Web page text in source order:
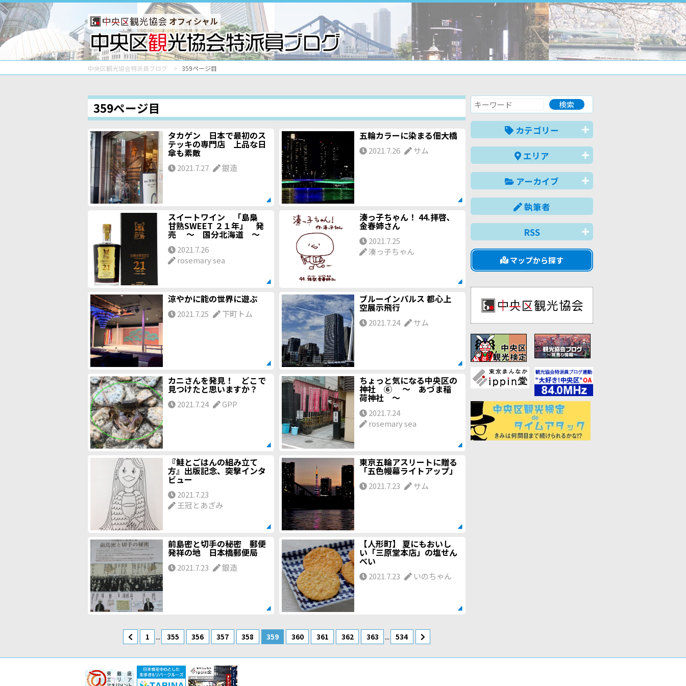
オフィシャル
中央区観光協会特派員ブログ 359ページ目
359ページ目
タカゲン 日本で最初のス
テッキの専門店 上品な日
傘も素敵
2021.7.27 銀造
五輪カラーに染まる佃大橋
2021.7.26 サム
スイートワイン 「島梟
甘熟SWEET ２１年」 発
売 ～ 国分北海道 ～
2021.7.26
rosemary sea
湊っ子ちゃん！ 44.拝啓､
金春姉さん
2021.7.25
湊っ子ちゃん
涼やかに能の世界に遊ぶ
2021.7.25 下町トム
ブルーインパルス 都心上
空展示飛行
2021.7.24 サム
カニさんを発見！ どこで
見つけたと思いますか？
2021.7.24 GPP
ちょっと気になる中央区の
神社 ⑥ ～ あづま稲
荷神社 ～
2021.7.24
rosemary sea
『鮭とごはんの組み立て
方』出版記念、突撃インタ
ビュー
2021.7.23
王冠とあざみ
東京五輪アスリートに贈る
「五色幔幕ライトアップ」
2021.7.23 サム
前島密と切手の秘密 郵便
発祥の地 日本橋郵便局
2021.7.23 銀造
【人形町】 夏にもおいし
い「三原堂本店」の塩せん
べい
2021.7.23 いのちゃん
1 ... 355 356 357 358 359 360 361 362 363 ... 534
カテゴリー
エリア
アーカイブ
執筆者
RSS
マップから探す